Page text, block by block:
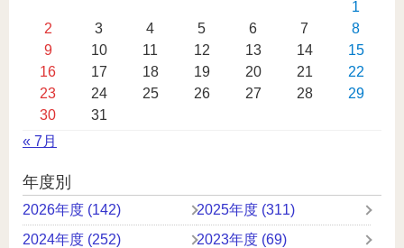
1
2
3 4 5 6 7
8
9
10 11 12 13 14
15
16
17 18 19 20 21
22
23
24 25 26 27 28
29
30
31
« 7月
年度別
2026年度 (142)
2025年度 (311)
2024年度 (252)
2023年度 (69)